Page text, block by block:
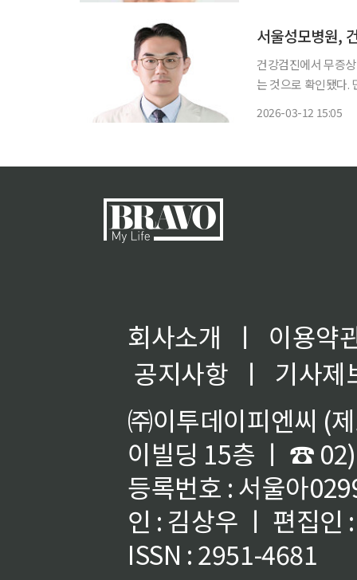
서울성모병원,
건강검진에서 무증
는 것으로 확인됐다. 민진수 가톨릭대학교 서울성모병원 호흡기내과 교수(교신저자)와 김형
2026-03-12 15:05
회사소개 ㅣ
이용약
공지사항
ㅣ
기사제
㈜이투데이피엔씨 (
이빌딩 15층 ㅣ ☎
등록번호 : 서울아
인 : 김상우 ㅣ 편집인
ISSN : 2951-4681